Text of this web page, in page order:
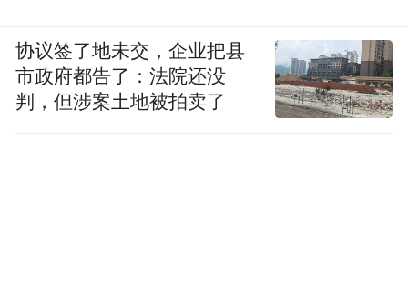
协议签了地未交，企业把县
市政府都告了：法院还没
判，但涉案土地被拍卖了